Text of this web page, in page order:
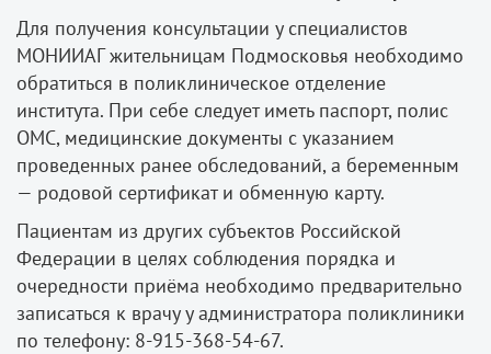
Для получения консультации у специалистов
МОНИИАГ жительницам Подмосковья необходимо
обратиться в поликлиническое отделение
института. При себе следует иметь паспорт, полис
ОМС, медицинские документы с указанием
проведенных ранее обследований, а беременным
— родовой сертификат и обменную карту.
Пациентам из других субъектов Российской
Федерации в целях соблюдения порядка и
очередности приёма необходимо предварительно
записаться к врачу у администратора поликлиники
по телефону: 8-915-368-54-67.